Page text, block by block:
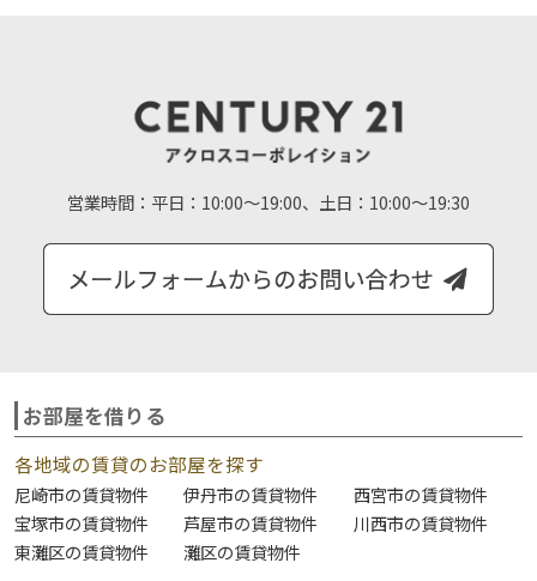
営業時間： 平日：10:00～19:00、土日：10:00～19:30
お部屋を借りる
各地域の賃貸のお部屋を探す
尼崎市の賃貸物件 伊丹市の賃貸物件
西宮市の賃貸物件
宝塚市の賃貸物件
芦屋市の賃貸物件
川西市の賃貸物件
東灘区の賃貸物件
灘区の賃貸物件